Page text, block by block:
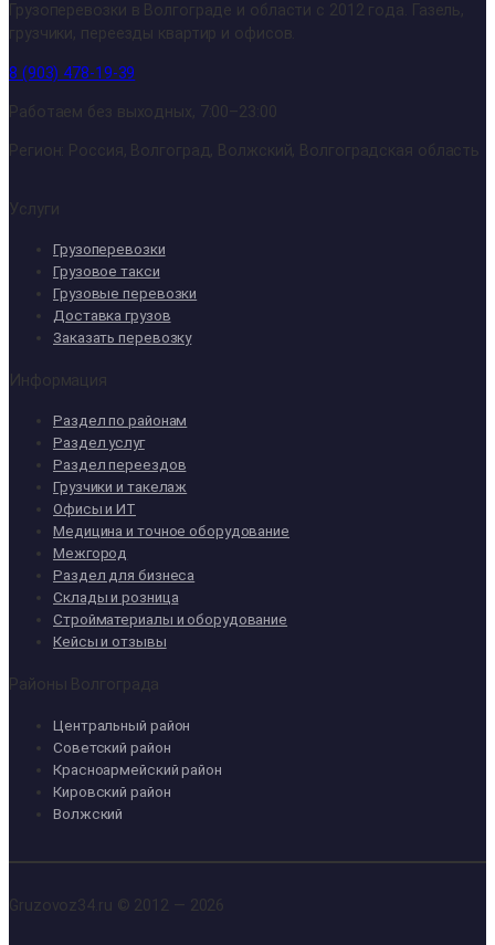
Грузоперевозки в Волгограде и области с 2012 года. Газель,
грузчики, переезды квартир и офисов.
8 (903) 478-19-39
Работаем без выходных, 7:00–23:00
Регион: Россия, Волгоград, Волжский, Волгоградская область
Услуги
Грузоперевозки
Грузовое такси
Грузовые перевозки
Доставка грузов
Заказать перевозку
Информация
Раздел по районам
Раздел услуг
Раздел переездов
Грузчики и такелаж
Офисы и ИТ
Медицина и точное оборудование
Межгород
Раздел для бизнеса
Склады и розница
Стройматериалы и оборудование
Кейсы и отзывы
Районы Волгограда
Центральный район
Советский район
Красноармейский район
Кировский район
Волжский
Gruzovoz34.ru © 2012 — 2026